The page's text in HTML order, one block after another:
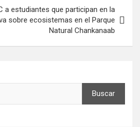
a estudiantes que participan en la
sobre ecosistemas en el Parque
Natural Chankanaab
Buscar